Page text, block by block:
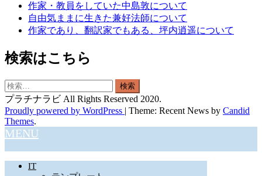
作家・教員をしていた中島敦について
自由気ままに生きた兼好法師について
作家であり、翻訳家でもある、坪内逍遥について
検索はこちら
検
索:
プラチナラビ All Rights Reserved 2020.
Proudly powered by WordPress | Theme: Recent News by Candid
Themes.
MENU
IT